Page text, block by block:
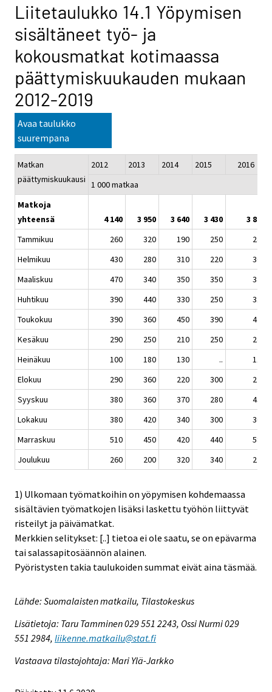
Liitetaulukko 14.1 Yöpymisen
sisältäneet työ- ja
kokousmatkat kotimaassa
päättymiskuukauden mukaan
2012-2019
Avaa taulukko
suurempana
Matkan
päättymiskuukausi
2012 2013 2014 2015 2016
1 000 matkaa
Matkoja
yhteensä
4 140 3 950 3 640 3 430
3 860
Tammikuu
260 320 190 250
240
Helmikuu
430 280 310 220
360
Maaliskuu
470 340 350 350
340
Huhtikuu
390 440 330 250
310
Toukokuu
390 360 450 390
420
Kesäkuu
290 250 210 250
240
Heinäkuu
100 180 130 ..
110
Elokuu
290 360 220 300
220
Syyskuu
380 360 370 280
430
Lokakuu
380 420 340 300
360
Marraskuu
510 450 420 440
580
Joulukuu
260 200 320 340 270
1) Ulkomaan työmatkoihin on yöpymisen kohdemaassa
sisältävien työmatkojen lisäksi laskettu työhön liittyvät
risteilyt ja päivämatkat.
Merkkien selitykset: [..] tietoa ei ole saatu, se on epävarma
tai salassapitosäännön alainen.
Pyöristysten takia taulukoiden summat eivät aina täsmää.
Lähde: Suomalaisten matkailu, Tilastokeskus
Lisätietoja: Taru Tamminen 029 551 2243, Ossi Nurmi 029
551 2984, liikenne.matkailu@stat.fi
Vastaava tilastojohtaja: Mari Ylä-Jarkko